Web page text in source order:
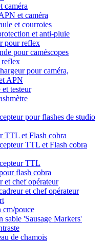
caméra
et caméra
et courroies
et anti-pluie
pour reflex
pour caméscopes
reflex
pour caméra,
APN
testeur
pour flashes de studio
TTL et Flash cobra
TTL et Flash cobra
TTL
flash cobra
et chef opérateur
et chef opérateur
cm/pouce
sable 'Sausage Markers'
de chamois